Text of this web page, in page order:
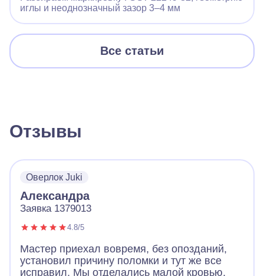
иглы и неоднозначный зазор 3–4 мм
Все статьи
Отзывы
Оверлок Juki
Александра
Заявка 1379013
4.8/5
Мастер приехал вовремя, без опозданий,
установил причину поломки и тут же все
исправил. Мы отделались малой кровью,